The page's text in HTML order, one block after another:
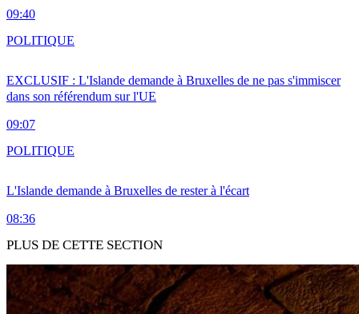
09:40
EXCLUSIF : L'Islande demande à Bruxelles de ne pas s'immiscer
dans son référendum sur l'UE
09:07
POLITIQUE
L'Islande demande à Bruxelles de rester à l'écart
08:36
POLITIQUE
PLUS DE CETTE SECTION